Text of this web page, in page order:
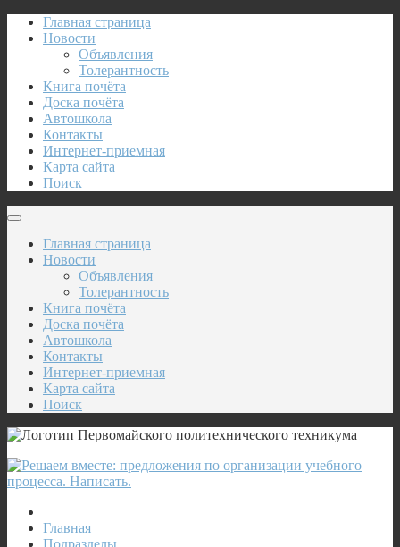
Главная страница
Новости
Объявления
Толерантность
Книга почёта
Доска почёта
Автошкола
Контакты
Интернет-приемная
Карта сайта
Поиск
Главная страница
Новости
Объявления
Толерантность
Книга почёта
Доска почёта
Автошкола
Контакты
Интернет-приемная
Карта сайта
Поиск
Главная
Подразделы